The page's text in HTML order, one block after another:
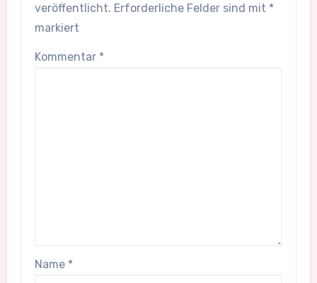
veröffentlicht. Erforderliche Felder sind mit *
markiert
Kommentar *
Name *